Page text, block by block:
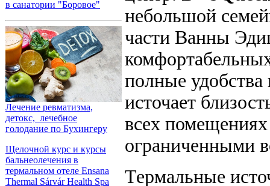
в санатории "Боровое"
Лечение ревматизма,
детокс, лечебное
голодание по Бухингеру
Щелочной курс и курсы
бальнеолечения в
термальном отеле Ensana
Thermal Sárvár Health Spa
небольшой
части Ванны
полные
источает
всех
ограниченными
Термальные